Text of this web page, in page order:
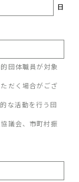
日
団体職員が対象
だく場合がござ
な活動を行う団
議会、市町村振